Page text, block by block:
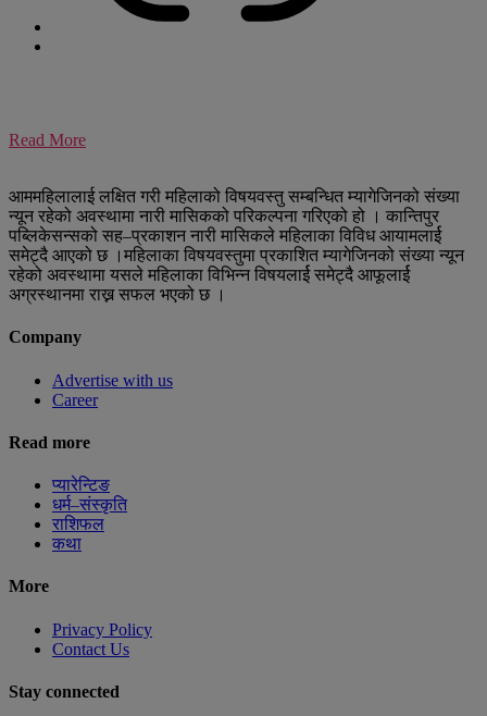
Read More
आममहिलालाई लक्षित गरी महिलाको विषयवस्तु सम्बन्धित म्यागेजिनको संख्या
न्यून रहेको अवस्थामा नारी मासिकको परिकल्पना गरिएको हो । कान्तिपुर
पब्लिकेसन्सको सह–प्रकाशन नारी मासिकले महिलाका विविध आयामलार्ई
समेट्दै आएको छ ।महिलाका विषयवस्तुमा प्रकाशित म्यागेजिनको संख्या न्यून
रहेको अवस्थामा यसले महिलाका विभिन्न विषयलार्ई समेट्दै आफूलार्ई
अग्रस्थानमा राख्न सफल भएको छ ।
Company
Advertise with us
Career
Read more
प्यारेन्टिङ
धर्म–संस्कृति
राशिफल
कथा
More
Privacy Policy
Contact Us
Stay connected